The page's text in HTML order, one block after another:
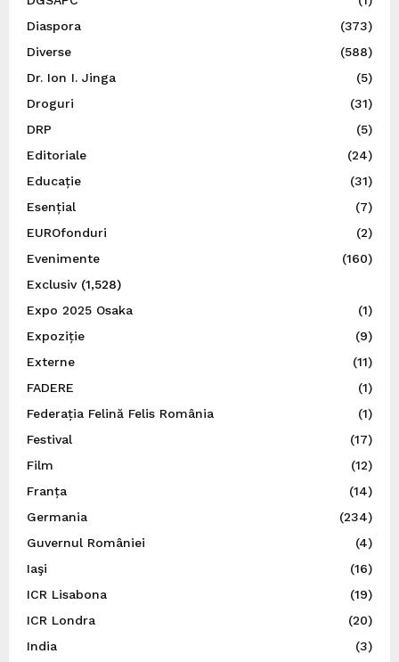
Diaspora
(373)
Diverse
(588)
Dr. Ion I. Jinga
(5)
Droguri
(31)
DRP
(5)
Editoriale
(24)
Educație
(31)
Esențial
(7)
EUROfonduri
(2)
Evenimente
(160)
Exclusiv(1,528)
Expo 2025 Osaka
(1)
Expoziție
(9)
Externe
(11)
FADERE
(1)
Federația Felină Felis România
(1)
Festival
(17)
Film
(12)
Franța
(14)
Germania
(234)
Guvernul României
(4)
Iaşi
(16)
ICR Lisabona
(19)
ICR Londra
(20)
India
(3)